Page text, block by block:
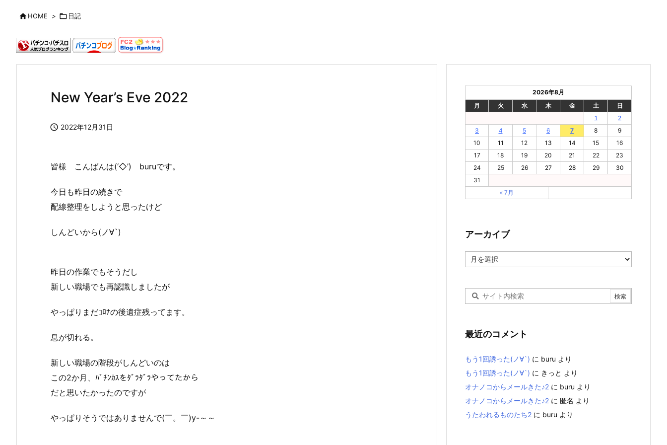
HOME >  日記
New Year’s Eve 2022
 2022年12月31日
皆様 こんばんは(‘◇’)ゞburuです。
今日も昨日の続きで
配線整理をしようと思ったけど
しんどいから(ノ∀`)
昨日の作業でもそうだし
新しい職場でも再認識しましたが
やっぱりまだｺﾛﾅの後遺症残ってます。
息が切れる。
新しい職場の階段がしんどいのは
この2か月、ﾊﾟﾁﾝｶｽをﾀﾞﾗﾀﾞﾗやってたから
だと思いたかったのですが
やっぱりそうではありませんで(￣。￣)y-～～
2026年8月
月
火 水 木 金 土
日
1
2
3
4 5 6 7 8
9
10
11 12 13 14 15
16
17
18 19 20 21 22
23
24
25 26 27 28 29
30
31
« 7月
アーカイブ
ー
最近のコメント
もう1回誘った(ノ∀`) に buru より
もう1回誘った(ノ∀`) に きっと より
オナノコからメールきた♪2 に buru より
オナノコからメールきた♪2 に 匿名 より
うたわれるものたち2 に buru より